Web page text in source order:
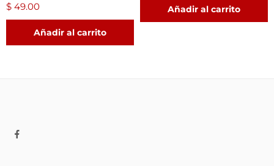
$ 49.00
Añadir al carrito
Añadir al carrito